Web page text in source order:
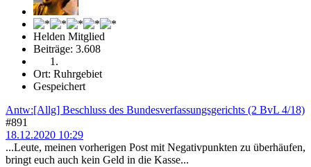
Helden Mitglied
Beiträge: 3.608
Ort: Ruhrgebiet
Gespeichert
Antw:[Allg] Beschluss des Bundesverfassungsgerichts (2 BvL 4/18)
#891
18.12.2020 10:29
...Leute, meinen vorherigen Post mit Negativpunkten zu überhäufen,
bringt euch auch kein Geld in die Kasse...